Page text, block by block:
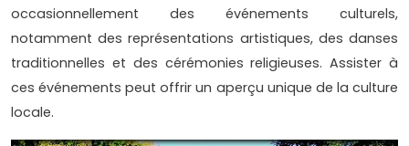
occasionnellement des événements culturels,
notamment des représentations artistiques, des danses
traditionnelles et des cérémonies religieuses. Assister à
ces événements peut offrir un aperçu unique de la culture
locale.